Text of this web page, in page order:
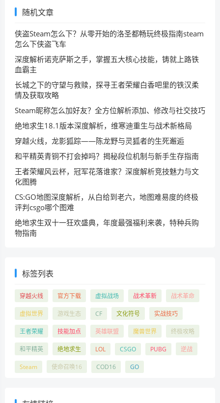
随机文章
侠盗Steam怎么下？从零开始的洛圣都畅玩终极指南steam
怎么下侠盗飞车
深度解析诺克萨斯之手，掌握五大核心技能，铸就上路铁
血霸主
长城之下的守望与救赎，探寻王者荣耀白香吧里的铁汉柔
情及获取攻略
Steam昵称怎么加好友？全方位解析添加、修改与社交技巧
绝地求生18.1版本深度解析，维寒迪重生与战术新格局
穿越火线，龙影狐踪——陈龙野与灵狐者的生死邂逅
和平精英青铜不打会掉吗？揭秘段位机制与新手生存指南
王者荣耀风云杯，冠军花落谁家？深度解析竞技魅力与文
化图腾
CS:GO地图深度解析，从白给到老六，地图难易度的终极
评判csgo哪个图难
绝地求生双十一狂欢盛典，年度最强福利来袭，特种兵购
物指南
标签列表
穿越火线 官方下载 虚拟战场 战术革新 战术革命
虚拟世界 游戏生态 CF 文化符号 实战技巧
王者荣耀 技能加点 英雄联盟 魔兽世界 终极攻略
和平精英 绝地求生 LOL CSGO PUBG 逆战
Steam 使命召唤16 COD16 GO